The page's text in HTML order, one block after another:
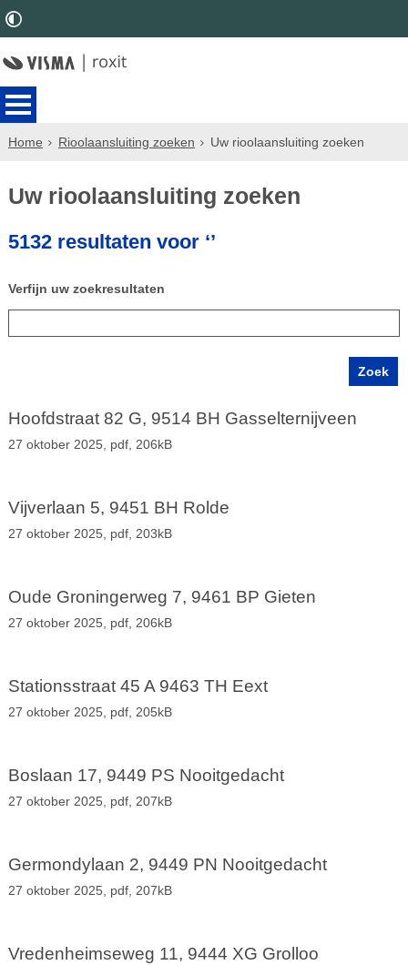
Home Rioolaansluiting zoeken Uw rioolaansluiting zoeken
Uw rioolaansluiting zoeken
5132 resultaten voor ‘’
Verfijn uw zoekresultaten
Hoofdstraat 82 G, 9514 BH Gasselternijveen
27 oktober 2025, pdf, 206kB
Vijverlaan 5, 9451 BH Rolde
27 oktober 2025, pdf, 203kB
Oude Groningerweg 7, 9461 BP Gieten
27 oktober 2025, pdf, 206kB
Stationsstraat 45 A 9463 TH Eext
27 oktober 2025, pdf, 205kB
Boslaan 17, 9449 PS Nooitgedacht
27 oktober 2025, pdf, 207kB
Germondylaan 2, 9449 PN Nooitgedacht
27 oktober 2025, pdf, 207kB
Vredenheimseweg 11, 9444 XG Grolloo